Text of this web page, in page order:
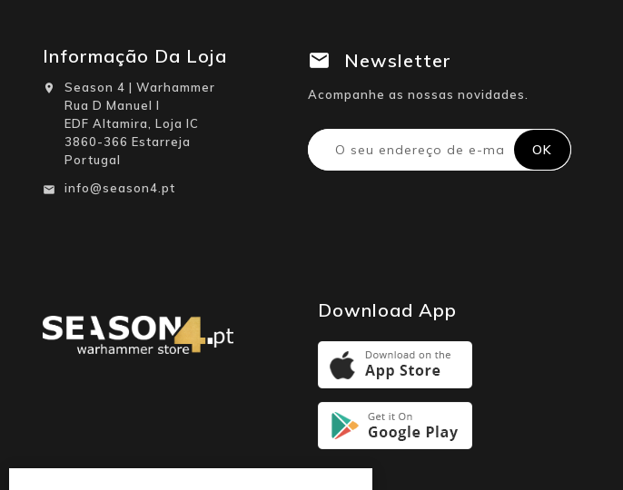
Informação Da Loja

Season 4 | Warhammer
Rua D Manuel I
EDF Altamira, Loja IC
3860-366 Estarreja
Portugal
 info@season4.pt
Newsletter
Acompanhe as nossas novidades.
Download App